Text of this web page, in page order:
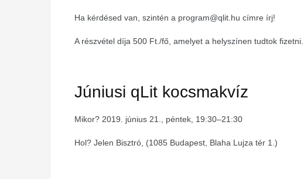
Ha kérdésed van, szintén a program@qlit.hu címre írj!
A részvétel díja 500 Ft./fő, amelyet a helyszínen tudtok fizetni.
Júniusi qLit kocsmakvíz
Mikor? 2019. június 21., péntek, 19:30–21:30
Hol? Jelen Bisztró, (1085 Budapest, Blaha Lujza tér 1.)